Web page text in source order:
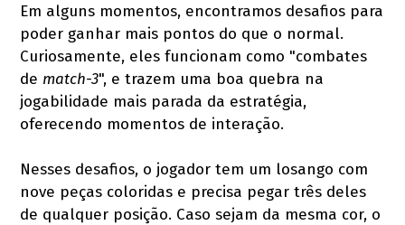
Em alguns momentos, encontramos desafios para
poder ganhar mais pontos do que o normal.
Curiosamente, eles funcionam como "combates
de match-3", e trazem uma boa quebra na
jogabilidade mais parada da estratégia,
oferecendo momentos de interação.
Nesses desafios, o jogador tem um losango com
nove peças coloridas e precisa pegar três deles
de qualquer posição. Caso sejam da mesma cor, o